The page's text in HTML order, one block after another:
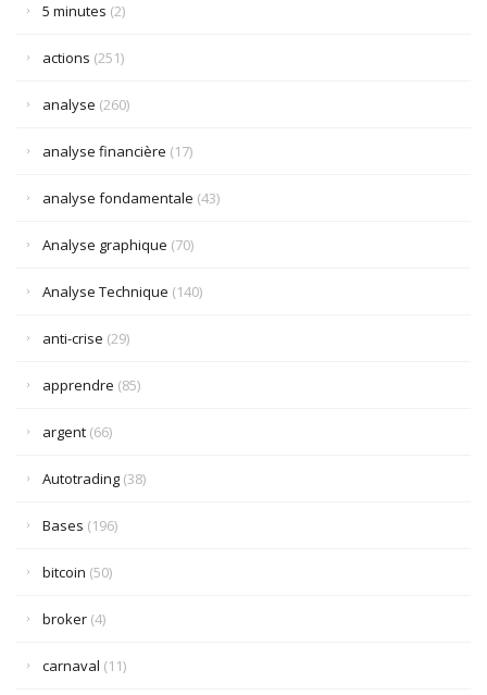
5 minutes (2)
actions (251)
analyse (260)
analyse financière (17)
analyse fondamentale (43)
Analyse graphique (70)
Analyse Technique (140)
anti-crise (29)
apprendre (85)
argent (66)
Autotrading (38)
Bases (196)
bitcoin (50)
broker (4)
carnaval (11)